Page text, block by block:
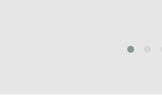
prev